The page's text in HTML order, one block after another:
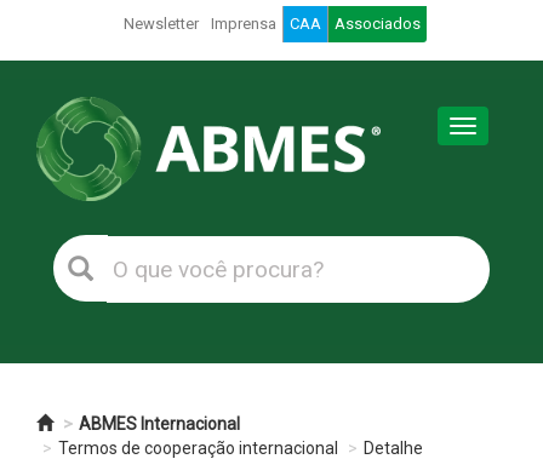
Newsletter Imprensa CAA Associados
Toggle
ABMES Internacional
Termos de cooperação internacional
Detalhe